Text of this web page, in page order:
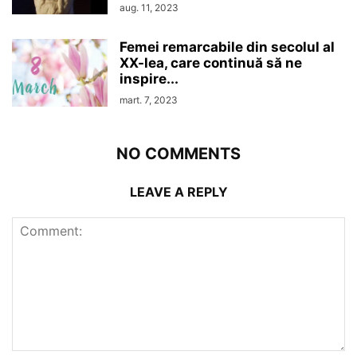
aug. 11, 2023
Femei remarcabile din secolul al
XX-lea, care continuă să ne
inspire...
mart. 7, 2023
NO COMMENTS
LEAVE A REPLY